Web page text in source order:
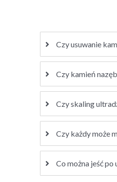
Czy usuwanie
Czy kamień
Czy skaling
Czy każdy może
Co można jeść po